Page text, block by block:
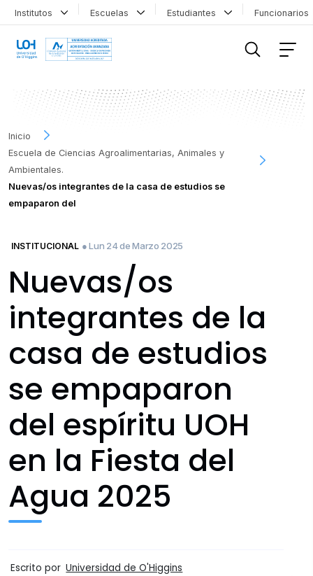
Institutos Escuelas Estudiantes
Inicio
Escuela de Ciencias Agroalimentarias, Animales y
Ambientales.
Nuevas/os integrantes de la casa de estudios se
empaparon del
INSTITUCIONAL ● Lun 24 de Marzo 2025
Nuevas/os
integrantes de la
casa de estudios
se empaparon
del espíritu UOH
en la Fiesta del
Agua 2025
Escrito por Universidad de O'Higgins